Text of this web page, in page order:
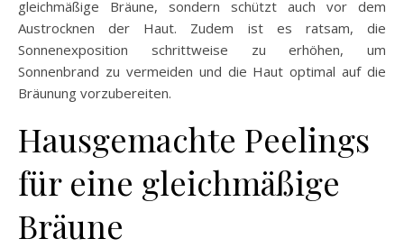
gleichmäßige Bräune, sondern schützt auch vor dem
Austrocknen der Haut. Zudem ist es ratsam, die
Sonnenexposition schrittweise zu erhöhen, um
Sonnenbrand zu vermeiden und die Haut optimal auf die
Bräunung vorzubereiten.
Hausgemachte Peelings
für eine gleichmäßige
Bräune